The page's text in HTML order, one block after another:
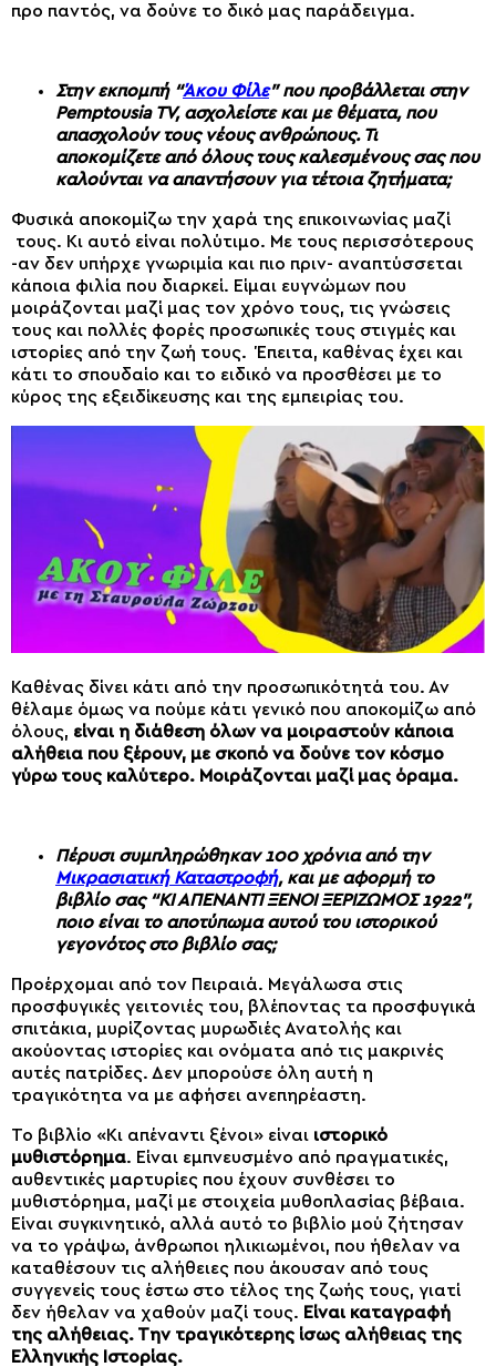
προ παντός, να δούνε το δικό μας παράδειγμα.
Στην εκπομπή “Άκου Φίλε” που προβάλλεται στην
Pemptousia TV, ασχολείστε και με θέματα, που
απασχολούν τους νέους ανθρώπους. Τι
αποκομίζετε από όλους τους καλεσμένους σας που
καλούνται να απαντήσουν για τέτοια ζητήματα;
Φυσικά αποκομίζω την χαρά της επικοινωνίας μαζί
τους. Κι αυτό είναι πολύτιμο. Με τους περισσότερους
-αν δεν υπήρχε γνωριμία και πιο πριν- αναπτύσσεται
κάποια φιλία που διαρκεί. Είμαι ευγνώμων που
μοιράζονται μαζί μας τον χρόνο τους, τις γνώσεις
τους και πολλές φορές προσωπικές τους στιγμές και
ιστορίες από την ζωή τους. Έπειτα, καθένας έχει και
κάτι το σπουδαίο και το ειδικό να προσθέσει με το
κύρος της εξειδίκευσης και της εμπειρίας του.
Καθένας δίνει κάτι από την προσωπικότητά του. Αν
θέλαμε όμως να πούμε κάτι γενικό που αποκομίζω από
όλους, είναι η διάθεση όλων να μοιραστούν κάποια
αλήθεια που ξέρουν, με σκοπό να δούνε τον κόσμο
γύρω τους καλύτερο. Μοιράζονται μαζί μας όραμα.
Πέρυσι συμπληρώθηκαν 100 χρόνια από την
Μικρασιατική Καταστροφή, και με αφορμή το
βιβλίο σας “ΚΙ ΑΠΕΝΑΝΤΙ ΞΕΝΟΙ ΞΕΡΙΖΩΜΟΣ 1922”,
ποιο είναι το αποτύπωμα αυτού του ιστορικού
γεγονότος στο βιβλίο σας;
Προέρχομαι από τον Πειραιά. Μεγάλωσα στις
προσφυγικές γειτονιές του, βλέποντας τα προσφυγικά
σπιτάκια, μυρίζοντας μυρωδιές Ανατολής και
ακούοντας ιστορίες και ονόματα από τις μακρινές
αυτές πατρίδες. Δεν μπορούσε όλη αυτή η
τραγικότητα να με αφήσει ανεπηρέαστη.
Το βιβλίο «Κι απέναντι ξένοι» είναι ιστορικό
μυθιστόρημα. Είναι εμπνευσμένο από πραγματικές,
αυθεντικές μαρτυρίες που έχουν συνθέσει το
μυθιστόρημα, μαζί με στοιχεία μυθοπλασίας βέβαια.
Είναι συγκινητικό, αλλά αυτό το βιβλίο μού ζήτησαν
να το γράψω, άνθρωποι ηλικιωμένοι, που ήθελαν να
καταθέσουν τις αλήθειες που άκουσαν από τους
συγγενείς τους έστω στο τέλος της ζωής τους, γιατί
δεν ήθελαν να χαθούν μαζί τους. Είναι καταγραφή
της αλήθειας. Την τραγικότερης ίσως αλήθειας της
Ελληνικής Ιστορίας.